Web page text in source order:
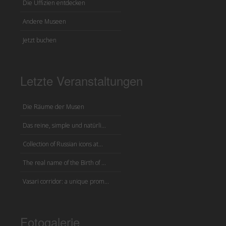
Die Uffizien entdecken
Andere Museen
Jetzt buchen
Letzte Veranstaltungen
Die Räume der Musen
Das reine, simple und natürli...
Collection of Russian icons at...
The real name of the Birth of ...
Vasari corridor: a unique prom...
Fotogalerie